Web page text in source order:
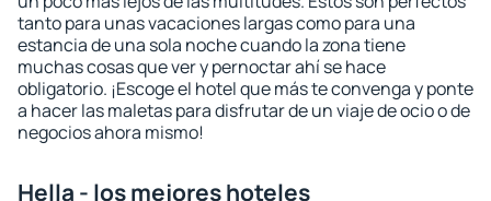
tanto para unas vacaciones largas como para una
estancia de una sola noche cuando la zona tiene
muchas cosas que ver y pernoctar ahí se hace
obligatorio. ¡Escoge el hotel que más te convenga y ponte
a hacer las maletas para disfrutar de un viaje de ocio o de
negocios ahora mismo!
Hella - los mejores hoteles